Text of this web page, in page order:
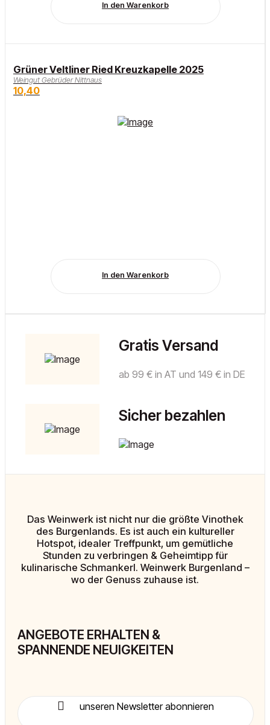
In den Warenkorb
Grüner Veltliner Ried Kreuzkapelle 2025
Weingut Gebrüder Nittnaus
10,40
In den Warenkorb
Gratis Versand
ab 99 € in AT und 149 € in DE
Sicher bezahlen
Das Weinwerk ist nicht nur die größte Vinothek
des Burgenlands. Es ist auch ein kultureller
Hotspot, idealer Treffpunkt, um gemütliche
Stunden zu verbringen & Geheimtipp für
kulinarische Schmankerl. Weinwerk Burgenland –
wo der Genuss zuhause ist.
ANGEBOTE ERHALTEN &
SPANNENDE NEUIGKEITEN
unseren Newsletter abonnieren